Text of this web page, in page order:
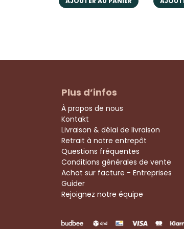
Plus d’infos
À propos de nous
Kontakt
Livraison & délai de livraison
Retrait à notre entrepôt
Questions fréquentes
Conditions générales de vente
Achat sur facture - Entreprises
Guider
Rejoignez notre équipe